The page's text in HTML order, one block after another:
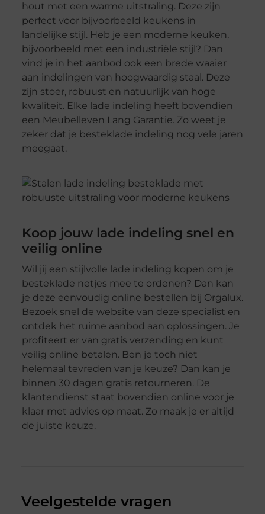
hout met een warme uitstraling. Deze zijn
perfect voor bijvoorbeeld keukens in
landelijke stijl. Heb je een moderne keuken,
bijvoorbeeld met een industriële stijl? Dan
vind je in het aanbod ook een brede waaier
aan indelingen van hoogwaardig staal. Deze
zijn stoer, robuust en natuurlijk van hoge
kwaliteit. Elke lade indeling heeft bovendien
een Meubelleven Lang Garantie. Zo weet je
zeker dat je besteklade indeling nog vele jaren
meegaat.
Koop jouw lade indeling snel en
veilig online
Wil jij een stijlvolle lade indeling kopen om je
besteklade netjes mee te ordenen? Dan kan
je deze eenvoudig online bestellen bij Orgalux.
Bezoek snel de website van deze specialist en
ontdek het ruime aanbod aan oplossingen. Je
profiteert er van gratis verzending en kunt
veilig online betalen. Ben je toch niet
helemaal tevreden van je keuze? Dan kan je
binnen 30 dagen gratis retourneren. De
klantendienst staat bovendien online voor je
klaar met advies op maat. Zo maak je er altijd
de juiste keuze.
Veelgestelde vragen